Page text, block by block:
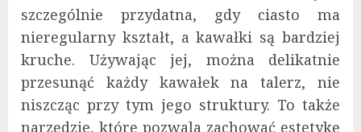
szczególnie przydatna, gdy ciasto ma
nieregularny kształt, a kawałki są bardziej
kruche. Używając jej, można delikatnie
przesunąć każdy kawałek na talerz, nie
niszcząc przy tym jego struktury. To także
narzędzie, które pozwala zachować estetykę